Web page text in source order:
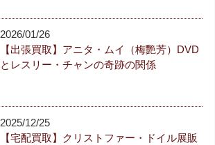
2026/01/26
【出張買取】アニタ・ムイ（梅艷芳）DVD
とレスリー・チャンの奇跡の関係
2025/12/25
【宅配買取】クリストファー・ドイル展販